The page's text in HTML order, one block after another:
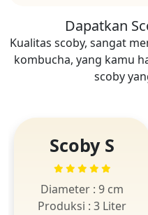
Dapatkan
Kualitas scoby, sangat
kombucha, yang kamu
scoby
Scoby S
Diameter : 9 cm
Produksi : 3 Liter